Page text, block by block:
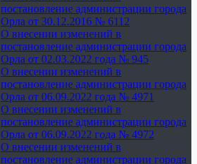
постановление администрации города
Орла от 30.12.2016 № 6112
О внесении изменений в
постановление администрации города
Орла от 02.03.2022 года № 945
О внесении изменений в
постановление администрации города
Орла от 06.09.2022 года № 4971
О внесении изменений в
постановление администрации города
Орла от 06.09.2022 года № 4972
О внесении изменений в
постановление администрации города